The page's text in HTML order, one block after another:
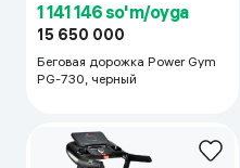
1 141 146 so'm/oyga
15 650 000
Беговая дорожка Power Gym
PG-730, черный